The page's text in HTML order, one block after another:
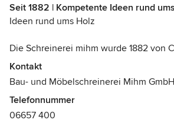
Qualität und sehr modernes Design!
Seit 1882 | Kompetente Ideen rund
Ideen rund ums Holz
Die Schreinerei mihm wurde 1882 von
gegründet. Schon damals deckte die
Möbelschreinerei das gesamte
Firmengeschichte stets von den Vätern
weiter gegeben und damit ein
Kontakt
Bau- und Möbelschreinerei Mihm
Telefonnummer
06657 400